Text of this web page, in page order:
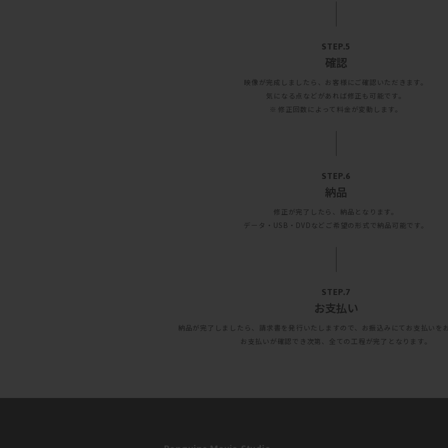
確認
映像が完成しましたら、お客様にご確認いただきます。
気になる点などがあれば修正も可能です。
修正回数によって料金が変動します。
納品
修正が完了したら、納品となります。
データ・USB・DVDなどご希望の形式で納品可能です。
お支払い
納品が完了しましたら、請求書を発行いたしますので、お振込みにてお支払いを
お支払いが確認でき次第、全ての工程が完了となります。